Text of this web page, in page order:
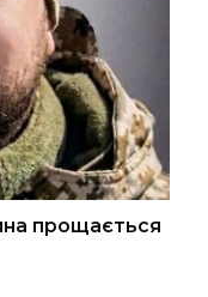
прощається